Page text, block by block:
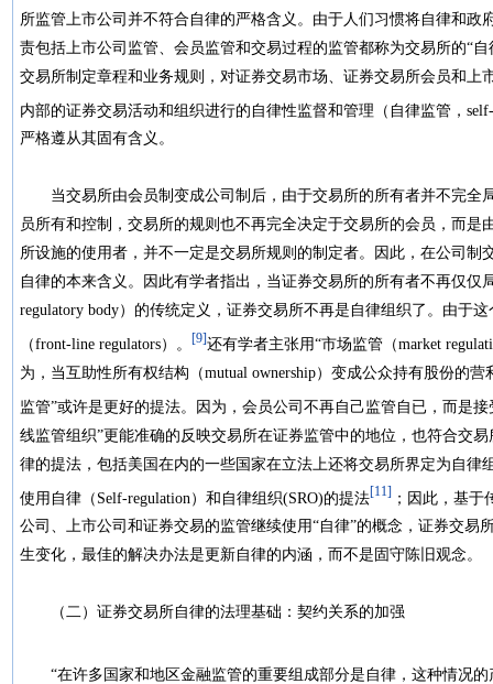
所监管上市公司并不符合自律的严格含义。由于人们习惯将自律和政
责包括上市公司监管、会员监管和交易过程的监管都称为交易所的“
交易所制定章程和业务规则，对证券交易市场、证券交易所会员和上
内部的证券交易活动和组织进行的自律性监督和管理（自律监管，
严格遵从其固有含义。
当交易所由会员制变成公司制后，由于交易所的所有者并不完全
员所有和控制，交易所的规则也不再完全决定于交易所的会员，而
所设施的使用者，并不一定是交易所规则的制定者。因此，在公司制
自律的本来含义。因此有学者指出，当证券交易所的所有者不再仅仅
regulatory body）的传统定义，证券交易所不再是自律组织了。由于
（front-line regulators）。 [9] 还有学者主张用“市场监管（market
为，当互助性所有权结构（mutual ownership）变成公众持有股份的
监管”或许是更好的提法。因为，会员公司不再自己监管自已，而是
线监管组织”更能准确的反映交易所在证券监管中的地位，也符合交
律的提法，包括美国在内的一些国家在立法上还将交易所界定为自律
使用自律（Self-regulation）和自律组织(SRO)的提法 [11]
；因此，基
公司、上市公司和证券交易的监管继续使用“自律”的概念，证券交易
生变化，最佳的解决办法是更新自律的内涵，而不是固守陈旧观念
（二）证券交易所自律的法理基础：契约关系的加强
“在许多国家和地区金融监管的重要组成部分是自律，这种情况的